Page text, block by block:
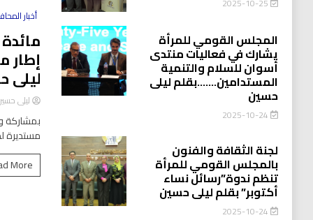
أخبار
إطار
ليلى
ليلى
بمشاركة
مستديرة
More
المجلس القومي للمرأة
يشارك في فعاليات منتدى
أسوان للسلام والتنمية
المستدامين…….بقلم ليلى
حسين
2025-10-24
لجنة الثقافة والفنون
بالمجلس القومي للمرأة
تنظم ندوة”رسائل نساء
أكتوبر” بقلم ليلى حسين
2025-10-24